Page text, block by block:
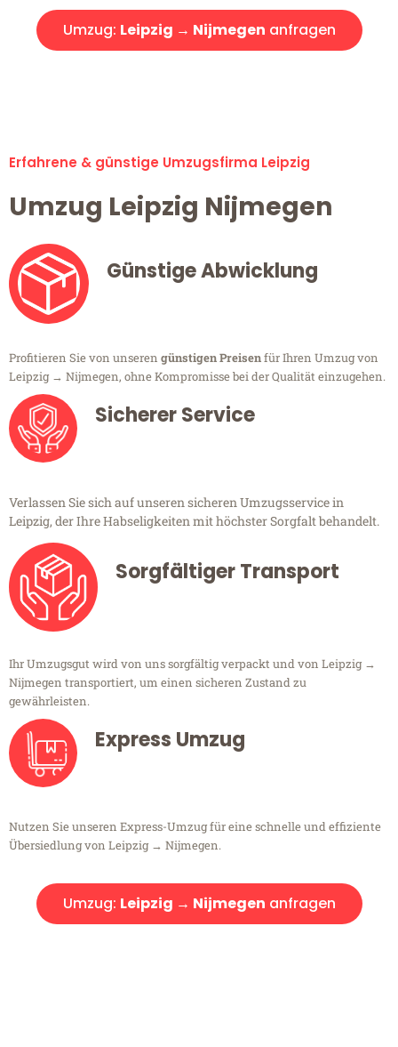
Umzug: Leipzig → Nijmegen anfragen
Erfahrene & günstige Umzugsfirma Leipzig
Umzug Leipzig Nijmegen
Günstige Abwicklung
Profitieren Sie von unseren günstigen Preisenfür Ihren Umzug von
Leipzig → Nijmegen, ohne Kompromisse bei der Qualität einzugehen.
Sicherer Service
Verlassen Sie sich auf unseren sicheren Umzugsservice in
Leipzig, der Ihre Habseligkeiten mit höchster Sorgfalt behandelt.
Sorgfältiger Transport
Ihr Umzugsgut wird von uns sorgfältig verpackt und von Leipzig →
Nijmegen transportiert, um einen sicheren Zustand zu
gewährleisten.
Express Umzug
Nutzen Sie unseren Express-Umzug für eine schnelle und effiziente
Übersiedlung von Leipzig → Nijmegen.
Umzug: Leipzig → Nijmegen anfragen